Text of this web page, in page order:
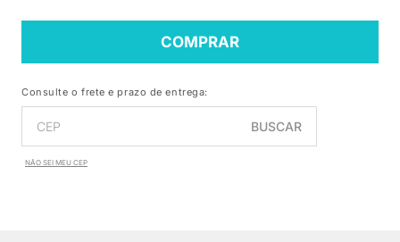
COMPRAR
Consulte o frete e prazo de entrega:
BUSCAR
NÃO SEI MEU CEP